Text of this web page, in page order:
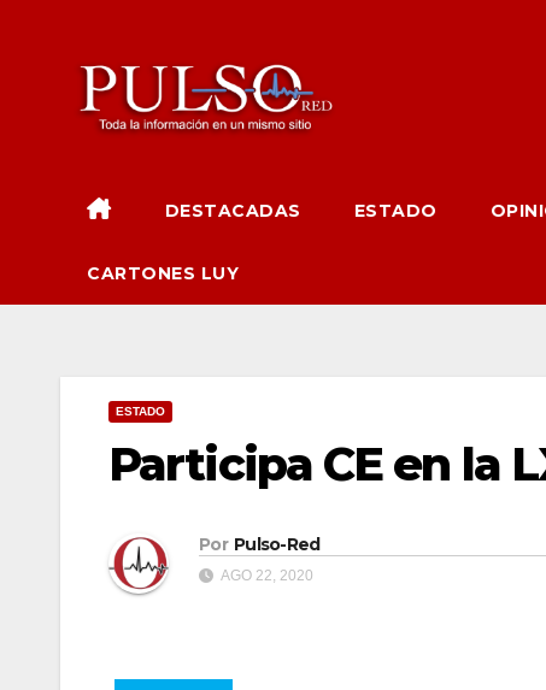
DESTACADAS ESTADO
CARTONES LUY
ESTADO
Participa CE en la
Por Pulso-Red
AGO 22, 2020